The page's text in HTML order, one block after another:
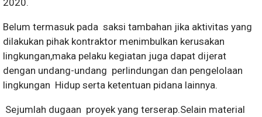
Belum termasuk pada saksi tambahan jika aktivitas yang
dilakukan pihak kontraktor menimbulkan kerusakan
lingkungan,maka pelaku kegiatan juga dapat dijerat
dengan undang-undang perlindungan dan pengelolaan
lingkungan Hidup serta ketentuan pidana lainnya.
Sejumlah dugaan proyek yang terserap.Selain material